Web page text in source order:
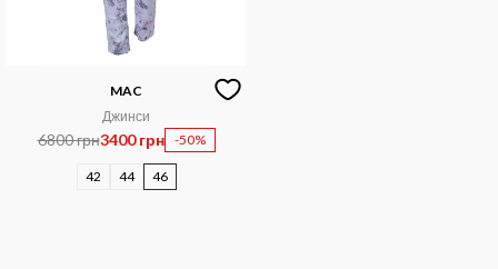
MAC
Джинси
6800 грн3400 грн -50%
42 44 46